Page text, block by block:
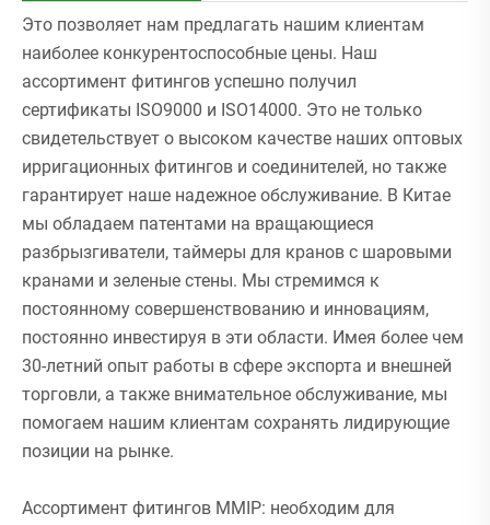
Это позволяет нам предлагать нашим клиентам
наиболее конкурентоспособные цены. Наш
ассортимент фитингов успешно получил
сертификаты ISO9000 и ISO14000. Это не только
свидетельствует о высоком качестве наших оптовых
ирригационных фитингов и соединителей, но также
гарантирует наше надежное обслуживание. В Китае
мы обладаем патентами на вращающиеся
разбрызгиватели, таймеры для кранов с шаровыми
кранами и зеленые стены. Мы стремимся к
постоянному совершенствованию и инновациям,
постоянно инвестируя в эти области. Имея более чем
30-летний опыт работы в сфере экспорта и внешней
торговли, а также внимательное обслуживание, мы
помогаем нашим клиентам сохранять лидирующие
позиции на рынке.
Ассортимент фитингов MMIP: необходим для